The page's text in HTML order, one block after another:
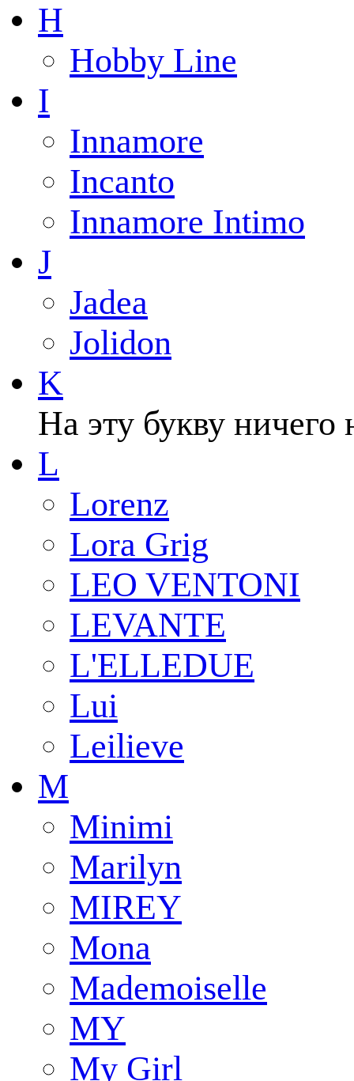
H
Hobby Line
I
Innamore
Incanto
Innamore Intimo
J
Jadea
Jolidon
K
На эту букву ничего
L
Lorenz
Lora Grig
LEO VENTONI
LEVANTE
L'ELLEDUE
Lui
Leilieve
M
Minimi
Marilyn
MIREY
Mona
Mademoiselle
MY
My Girl